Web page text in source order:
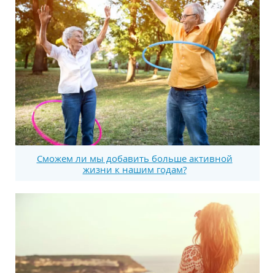
Сможем ли мы добавить больше активной
жизни к нашим годам?